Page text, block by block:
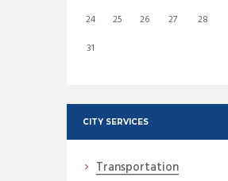
24
25 26 27 28
31
CITY SERVICES
Transportation